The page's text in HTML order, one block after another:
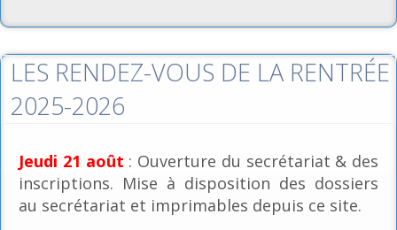
LES RENDEZ-VOUS DE LA RENTRÉE
2025-2026
Jeudi 21 août : Ouverture du secrétariat & des
inscriptions. Mise à disposition des dossiers
au secrétariat et imprimables depuis ce site.